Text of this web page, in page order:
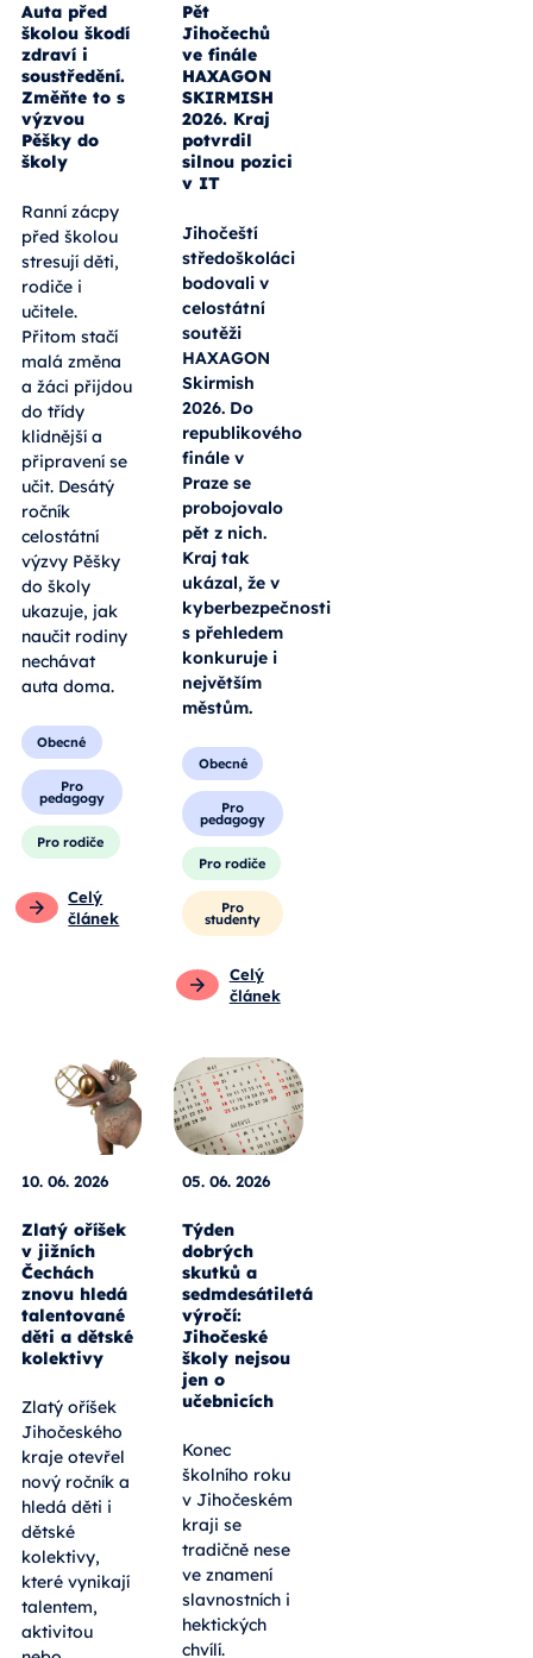
Auta před
školou škodí
zdraví i
soustředění.
Změňte to s
výzvou
Pěšky do
školy
Ranní zácpy
před školou
stresují děti,
rodiče i
učitele.
Přitom stačí
malá změna
a žáci přijdou
do třídy
klidnější a
připravení se
učit. Desátý
ročník
celostátní
výzvy Pěšky
do školy
ukazuje, jak
naučit rodiny
nechávat
auta doma.
Obecné
Pro
pedagogy
Pro rodiče
Celý
článek
Pět
Jihočechů
ve finále
HAXAGON
SKIRMISH
2026. Kraj
potvrdil
silnou pozici
v IT
Jihočeští
středoškoláci
bodovali v
celostátní
soutěži
HAXAGON
Skirmish
2026. Do
republikového
finále v
Praze se
probojovalo
pět z nich.
Kraj tak
ukázal, že v
kyberbezpečnosti
s přehledem
konkuruje i
největším
městům.
Obecné
Pro
pedagogy
Pro rodiče
Pro
studenty
Celý
článek
10. 06. 2026
Zlatý oříšek
v jižních
Čechách
znovu hledá
talentované
děti a dětské
kolektivy
Zlatý oříšek
Jihočeského
kraje otevřel
nový ročník a
hledá děti i
dětské
kolektivy,
které vynikají
talentem,
aktivitou
05. 06. 2026
Týden
dobrých
skutků a
sedmdesátiletá
výročí:
Jihočeské
školy nejsou
jen o
učebnicích
Konec
školního roku
v Jihočeském
kraji se
tradičně nese
ve znamení
slavnostních i
hektických
chvílí.